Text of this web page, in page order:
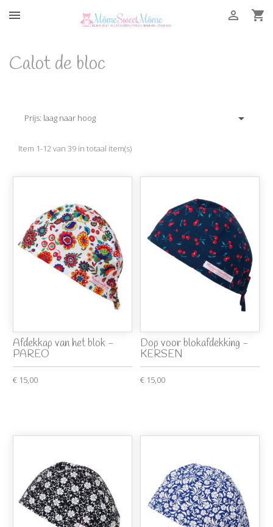
 

Calot de bloc
Prijs: laag naar hoog 
Item 1-12 van 39 in totaal item(s)
Afdekkap van het blok -
PAREO
€ 15,00
Dop voor blokafdekking -
KERSEN
€ 15,00